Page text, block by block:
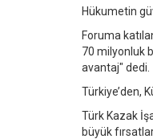
Hükumetin
Foruma
70 milyonluk
avantaj" dedi.
Türkiye’den,
Türk Kazak
büyük